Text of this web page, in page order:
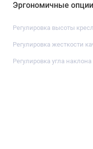
Эргономичные опции
Регулировка высоты
Регулировка жесткости
Регулировка угла